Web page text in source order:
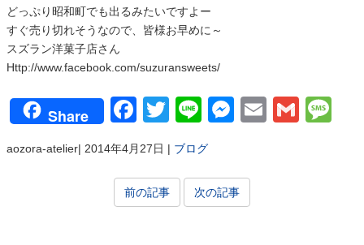
どっぷり昭和町でも出るみたいですよー
すぐ売り切れそうなので、皆様お早めに～
スズラン洋菓子店さん
Http://www.facebook.com/suzuransweets/
Share Facebook
Twitter
LineMessenger
Email
aozora-atelier| 2014年4月27日 | ブログ
前の記事 次の記事